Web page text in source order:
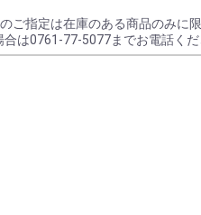
ご指定は在庫のある商品のみに
合は0761-77-5077までお電話くだ